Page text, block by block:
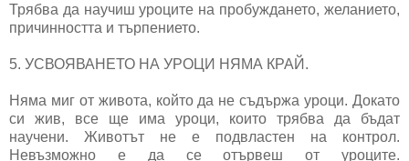
Трябва да научиш уроците на пробуждането, желанието,
причинността и търпението.
5. УСВОЯВАНЕТО НА УРОЦИ НЯМА КРАЙ.
Няма миг от живота, който да не съдържа уроци. Докато
си жив, все ще има уроци, които трябва да бъдат
научени. Животът не е подвластен на контрол.
Невъзможно е да се отървеш от уроците.